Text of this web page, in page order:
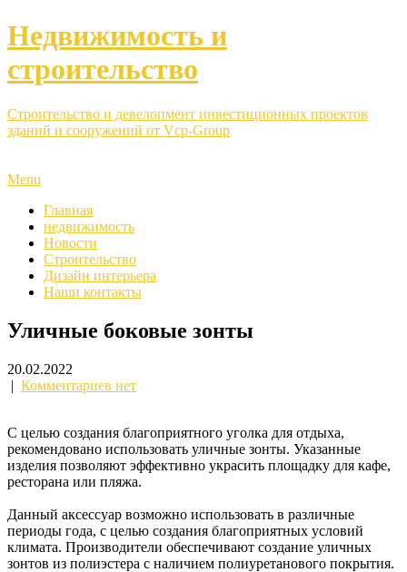
Недвижимость и
строительство
Строительство и девелопмент инвестиционных проектов
зданий и сооружений от Vcp-Group
Menu
Главная
недвижимость
Новости
Строительство
Дизайн интерьера
Наши контакты
Уличные боковые зонты
20.02.2022
| Комментариев нет
С целью создания благоприятного уголка для отдыха,
рекомендовано использовать уличные зонты. Указанные
изделия позволяют эффективно украсить площадку для кафе,
ресторана или пляжа.
Данный аксессуар возможно использовать в различные
периоды года, с целью создания благоприятных условий
климата. Производители обеспечивают создание уличных
зонтов из полиэстера с наличием полиуретанового покрытия.